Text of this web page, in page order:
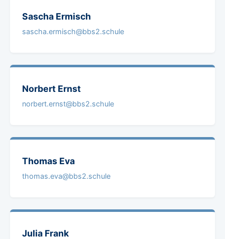
Sascha Ermisch
sascha.ermisch@bbs2.schule
Norbert Ernst
norbert.ernst@bbs2.schule
Thomas Eva
thomas.eva@bbs2.schule
Julia Frank